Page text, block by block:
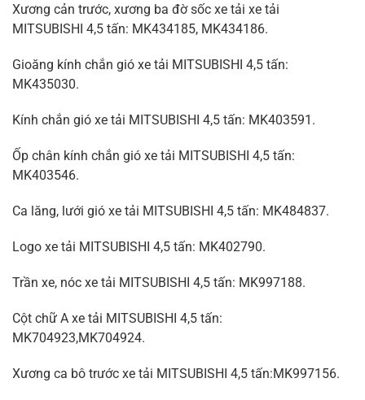
Xương cản trước, xương ba đờ sốc xe tải xe tải
MITSUBISHI 4,5 tấn: MK434185, MK434186.
Gioăng kính chắn gió xe tải MITSUBISHI 4,5 tấn:
MK435030.
Kính chắn gió xe tải MITSUBISHI 4,5 tấn: MK403591.
Ốp chân kính chắn gió xe tải MITSUBISHI 4,5 tấn:
MK403546.
Ca lăng, lưới gió xe tải MITSUBISHI 4,5 tấn: MK484837.
Logo xe tải MITSUBISHI 4,5 tấn: MK402790.
Trần xe, nóc xe tải MITSUBISHI 4,5 tấn: MK997188.
Cột chữ A xe tải MITSUBISHI 4,5 tấn:
MK704923,MK704924.
Xương ca bô trước xe tải MITSUBISHI 4,5 tấn:MK997156.